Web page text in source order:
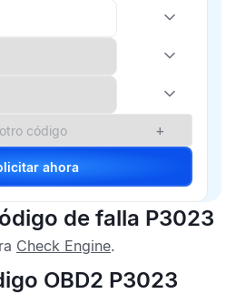
+
Solicitar ahora
de falla P3023
Check Engine.
OBD2 P3023